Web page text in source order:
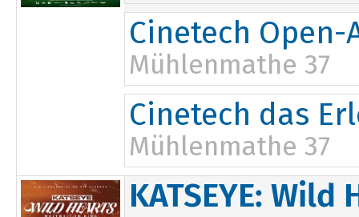
Cinetech Open-
Mühlenmathe 37
15:00
Cinetech das
Mühlenmathe 37
15:00
KATSEYE: Wild